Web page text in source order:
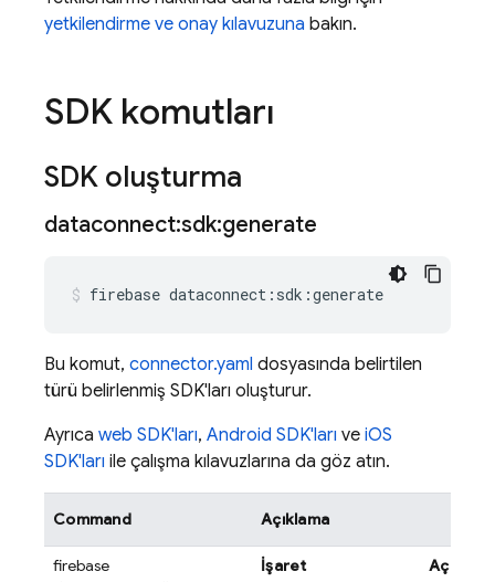
yetkilendirme ve onay kılavuzuna bakın.
SDK komutları
SDK oluşturma
dataconnect:sdk:generate
firebase dataconnect:sdk:generate
Bu komut, connector.yaml dosyasında belirtilen
türü belirlenmiş SDK'ları oluşturur.
Ayrıca web SDK'ları, Android SDK'ları ve iOS
SDK'ları ile çalışma kılavuzlarına da göz atın.
Command Açıklama
firebase
İşaret